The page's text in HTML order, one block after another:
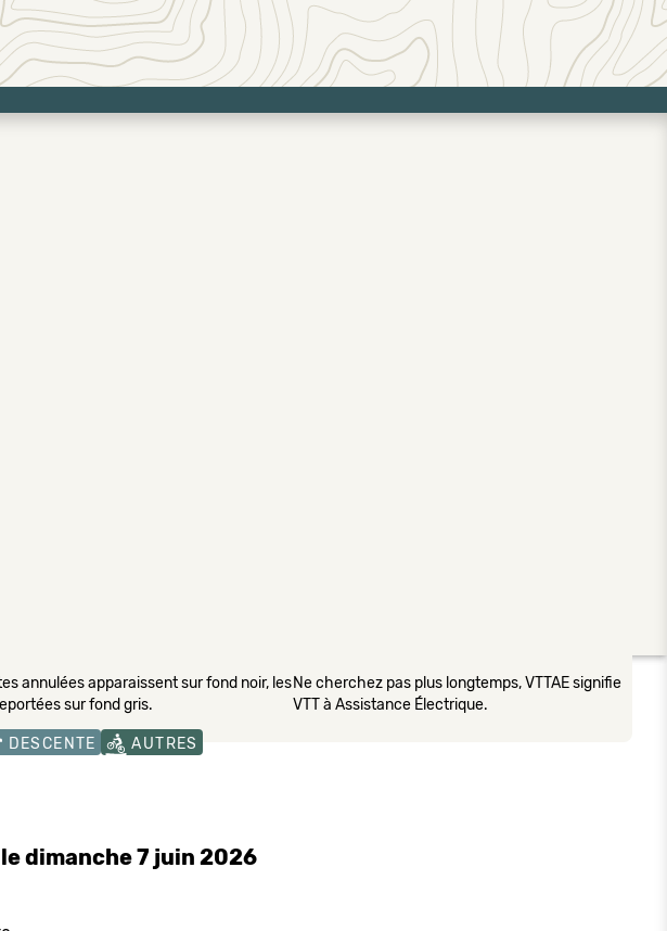
annulées apparaissent sur fond noir, les
sur fond gris.
Ne cherchez pas plus longtemps, VTTAE signifie
VTT à Assistance Électrique.
DESCENTE AUTRES
dimanche 7 juin 2026